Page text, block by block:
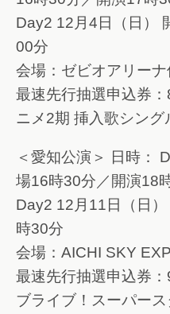
Day2 12月4日（日）
00分
会場：ゼビオアリーナ
最速先行抽選申込券
ニメ2期 挿入歌シング
＜愛知公演＞ 日時：
場16時30分／開演18
Day2 12月11日（日
時30分
会場：AICHI SKY
最速先行抽選申込券
ブライブ！スーパー